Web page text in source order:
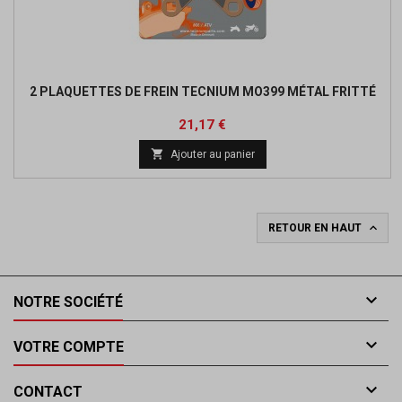
2 PLAQUETTES DE FREIN TECNIUM MO399 MÉTAL FRITTÉ
Prix
21,17 €
base
 Ajouter au panier
RETOUR EN HAUT 
NOTRE SOCIÉTÉ 
VOTRE COMPTE 
CONTACT 